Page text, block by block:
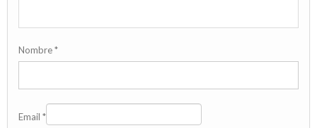
Nombre*
Email *